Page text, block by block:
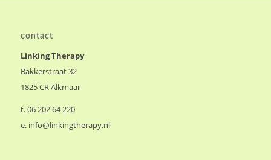
contact
Linking Therapy
Bakkerstraat 32
1825 CR Alkmaar
t. 06 202 64 220
e. info@linkingtherapy.nl